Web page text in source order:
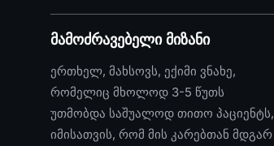
მამოძრავებელი მიზანი
ერთხელ, მახსოვს, ექიმი ვნახე,
რომელიც მხოლოდ 3-5 წუთს
უთმობდა საშუალოდ თითო პაციენტს,
იმისათვის, რომ მის კარებთან მდგარ